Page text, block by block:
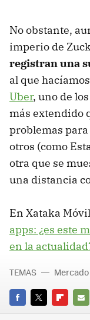
No obstante,
imperio de
registran una
al que
Uber, uno de
más extendido
problemas
otros (como
otra que se
una distancia
En Xataka
apps: ¿es este
en la
FACEBOOK
TWITTER
E-
TEMAS Mercado